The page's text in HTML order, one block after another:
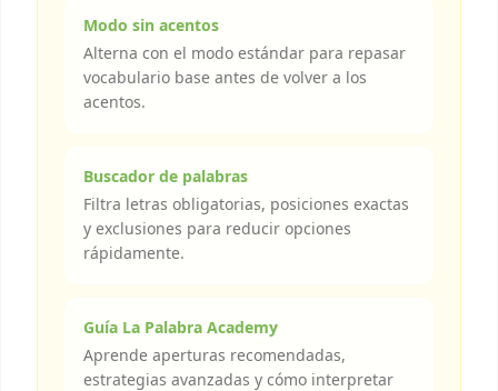
Modo sin acentos
Alterna con el modo estándar para repasar
vocabulario base antes de volver a los
acentos.
Buscador de palabras
Filtra letras obligatorias, posiciones exactas
y exclusiones para reducir opciones
rápidamente.
Guía La Palabra Academy
Aprende aperturas recomendadas,
estrategias avanzadas y cómo interpretar